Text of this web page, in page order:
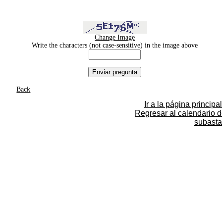
Change Image
Write the characters (not case-sensitive) in the image above
Back
Ir a la página principal
Regresar al calendario